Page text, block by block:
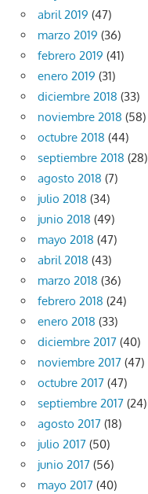
abril 2019 (47)
marzo 2019 (36)
febrero 2019 (41)
enero 2019 (31)
diciembre 2018 (33)
noviembre 2018 (58)
octubre 2018 (44)
septiembre 2018 (28)
agosto 2018 (7)
julio 2018 (34)
junio 2018 (49)
mayo 2018 (47)
abril 2018 (43)
marzo 2018 (36)
febrero 2018 (24)
enero 2018 (33)
diciembre 2017 (40)
noviembre 2017 (47)
octubre 2017 (47)
septiembre 2017 (24)
agosto 2017 (18)
julio 2017 (50)
junio 2017 (56)
mayo 2017 (40)